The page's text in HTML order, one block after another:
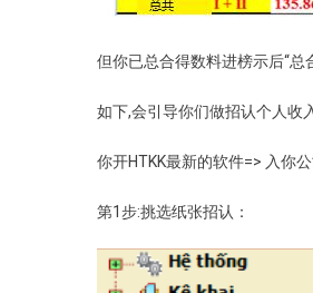
但你已总合得数料进榜示后“
如下,会引导你们做招认个人收
你开HTKK最新的软件=> 入你
第1步:挑选纸张招认：